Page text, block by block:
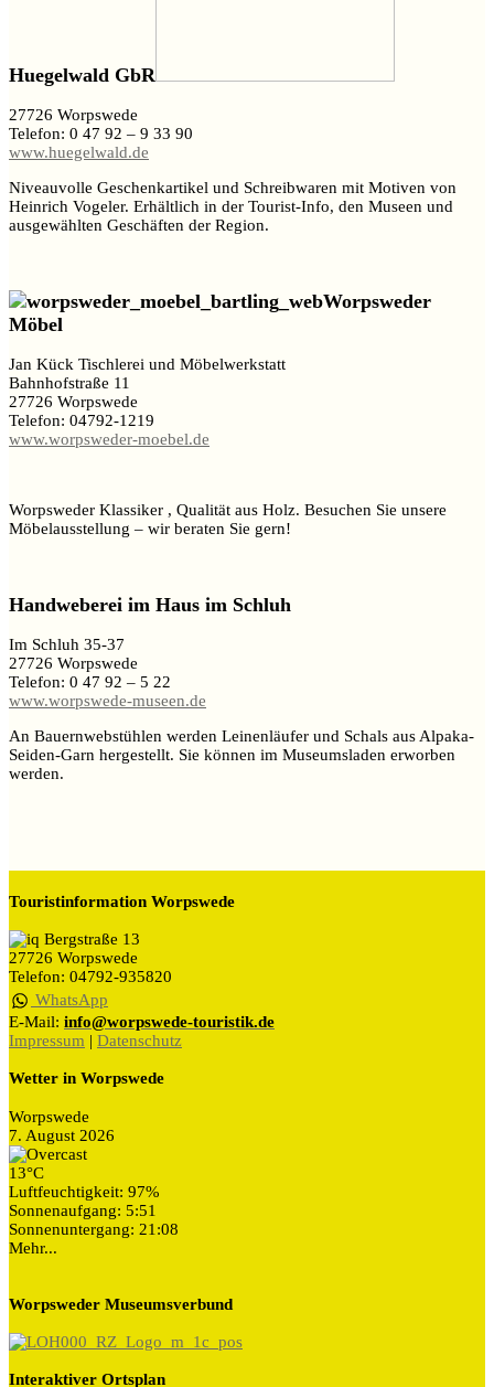
Huegelwald GbR
27726 Worpswede
Telefon: 0 47 92 – 9 33 90
www.huegelwald.de
Niveauvolle Geschenkartikel und Schreibwaren mit Motiven von
Heinrich Vogeler. Erhältlich in der Tourist-Info, den Museen und
ausgewählten Geschäften der Region.
Worpsweder
Möbel
Jan Kück Tischlerei und Möbelwerkstatt
Bahnhofstraße 11
27726 Worpswede
Telefon: 04792-1219
www.worpsweder-moebel.de
Worpsweder Klassiker , Qualität aus Holz. Besuchen Sie unsere
Möbelausstellung – wir beraten Sie gern!
Handweberei im Haus im Schluh
Im Schluh 35-37
27726 Worpswede
Telefon: 0 47 92 – 5 22
www.worpswede-museen.de
An Bauernwebstühlen werden Leinenläufer und Schals aus Alpaka-
Seiden-Garn hergestellt. Sie können im Museumsladen erworben
werden.
Touristinformation Worpswede
Bergstraße 13
27726 Worpswede
Telefon: 04792-935820
WhatsApp
E-Mail: info@worpswede-touristik.de
Impressum | Datenschutz
Wetter in Worpswede
Worpswede
7. August 2026
13°C
Luftfeuchtigkeit: 97%
Sonnenaufgang: 5:51
Sonnenuntergang: 21:08
Mehr...
Worpsweder Museumsverbund
Interaktiver Ortsplan